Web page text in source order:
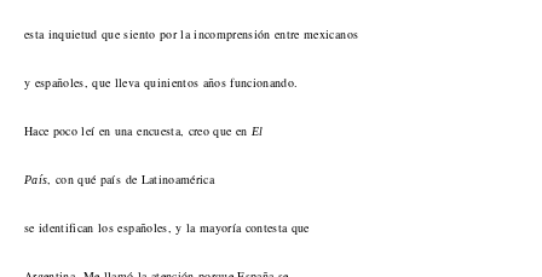
esta inquietud que siento por la incomprensión entre mexicanos
y españoles, que lleva quinientos años funcionando.
Hace poco leí en una encuesta, creo que en El
País, con qué país de Latinoamérica
se identifican los españoles, y la mayoría contesta que